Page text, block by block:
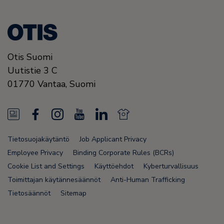
Otis Suomi
Uutistie 3 C
01770 Vantaa, Suomi
N
e
w
s
F
a
c
e
b
I
n
t
a
o
u
u
L
i
n
k
e
N
e
w
s
F
Tietosuojakäytäntö
Job Applicant Privacy
Employee Privacy
Binding Corporate Rules (BCRs)
Cookie List and Settings
Käyttöehdot
Kyberturvallisuus
Toimittajan käytännesäännöt
Anti-Human Trafficking
Tietosäännöt
Sitemap